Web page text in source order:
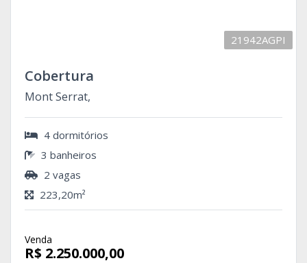
21942AGPI
Cobertura
Mont Serrat,
4 dormitórios
3 banheiros
2 vagas
223,20m²
Venda
R$ 2.250.000,00